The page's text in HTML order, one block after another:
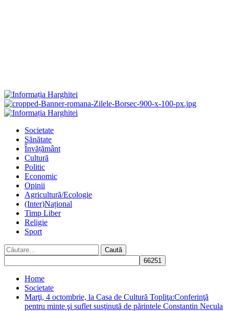
Primary
Societate
Sănătate
Învățământ
Cultură
Politic
Economic
Opinii
Agricultură/Ecologie
(Inter)Național
Timp Liber
Religie
Sport
Caută
după:
Home
Societate
Marţi, 4 octombrie, la Casa de Cultură Topliţa:Conferinţă
pentru minte şi suflet susţinută de părintele Constantin Necula